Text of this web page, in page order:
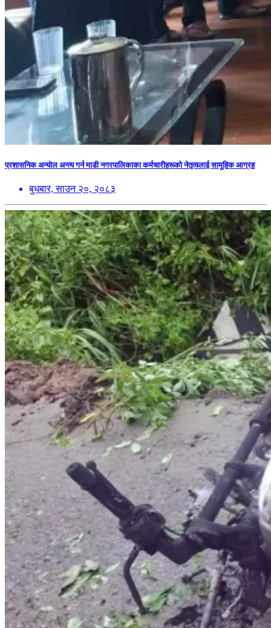
प्रशासनिक अन्योल अन्त्य गर्न माडी नगरपालिकाका कर्मचारीहरूको नेतृत्वलाई सामूहिक आग्रह
बुधबार, साउन २०, २०८३